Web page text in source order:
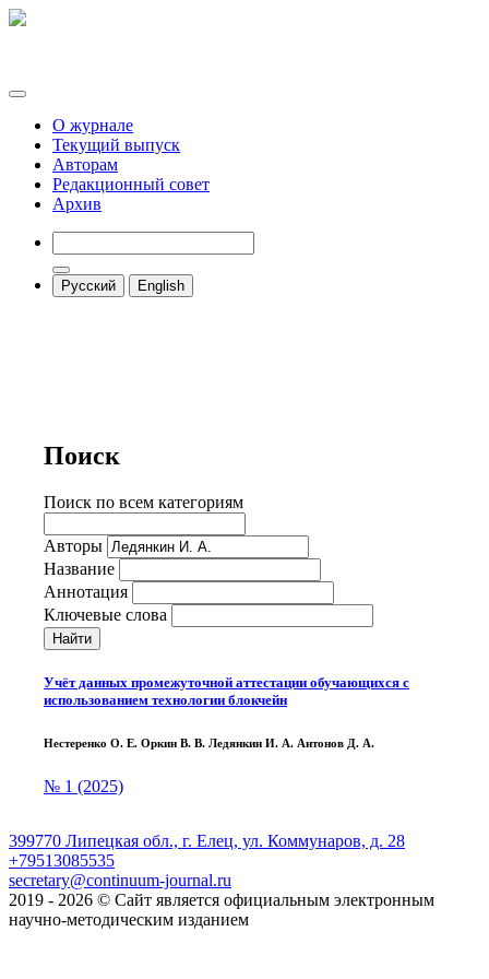
О журнале
Текущий выпуск
Авторам
Редакционный совет
Архив
Русский English
Поиск
Поиск по всем категориям
Авторы
Название
Аннотация
Ключевые слова
Найти
Учёт данных промежуточной аттестации обучающихся с
использованием технологии блокчейн
Нестеренко О. Е. Оркин В. В. Ледянкин И. А. Антонов Д. А.
№ 1 (2025)
399770 Липецкая обл., г. Елец, ул. Коммунаров, д. 28
+79513085535
secretary@continuum-journal.ru
2019 - 2026 © Сайт является официальным электронным
научно-методическим изданием